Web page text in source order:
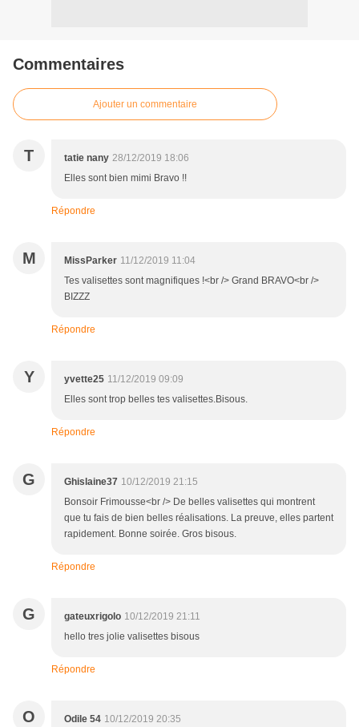
Commentaires
Ajouter un commentaire
T tatie nany 28/12/2019 18:06
Elles sont bien mimi Bravo !!
Répondre
M MissParker 11/12/2019 11:04
Tes valisettes sont magnifiques !<br /> Grand BRAVO<br />
BIZZZ
Répondre
Y yvette25 11/12/2019 09:09
Elles sont trop belles tes valisettes.Bisous.
Répondre
G Ghislaine37 10/12/2019 21:15
Bonsoir Frimousse<br /> De belles valisettes qui montrent
que tu fais de bien belles réalisations. La preuve, elles partent
rapidement. Bonne soirée. Gros bisous.
Répondre
G gateuxrigolo 10/12/2019 21:11
hello tres jolie valisettes bisous
Répondre
O Odile 54 10/12/2019 20:35